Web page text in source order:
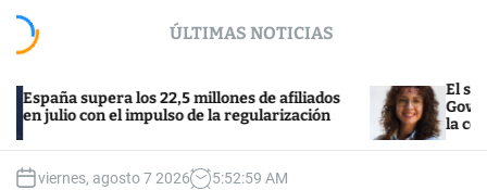
c
ÚLTIMAS NOTICIAS
supera los 22,5 millones de afiliados
con el impulso de la regularización
El sector de
Govern tras
la compra
viernes, agosto 7 2026 5:53:00 AM